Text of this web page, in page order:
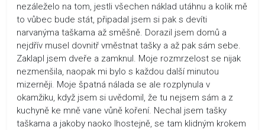
nezáleželo na tom, jestli všechen náklad utáhnu a kolik mě
to vůbec bude stát, připadal jsem si pak s devíti
narvanýma taškama až směšně. Dorazil jsem domů a
nejdřív musel dovnitř vměstnat tašky a až pak sám sebe.
Zaklapl jsem dveře a zamknul. Moje rozmrzelost se nijak
nezmenšila, naopak mi bylo s každou další minutou
mizerněji. Moje špatná nálada se ale rozplynula v
okamžiku, když jsem si uvědomil, že tu nejsem sám a z
kuchyně ke mně vane vůně koření. Nechal jsem tašky
taškama a jakoby naoko lhostejně, se tam klidným krokem